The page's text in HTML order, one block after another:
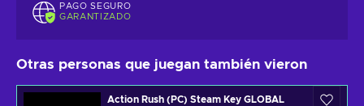
PAGO SEGURO
GARANTIZADO
Otras personas que juegan también vieron
Action Rush (PC) Steam Key GLOBAL